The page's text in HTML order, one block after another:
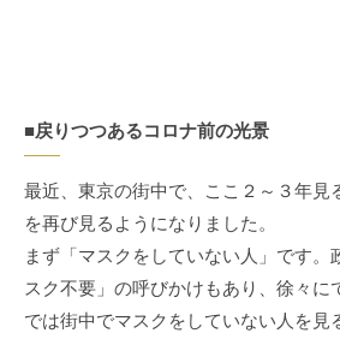
■戻りつつあるコロナ前の光景
最近、東京の街中で、ここ２～３年見
を再び見るようになりました。
まず「マスクをしていない人」です。
スク不要」の呼びかけもあり、徐々に
では街中でマスクをしていない人を見